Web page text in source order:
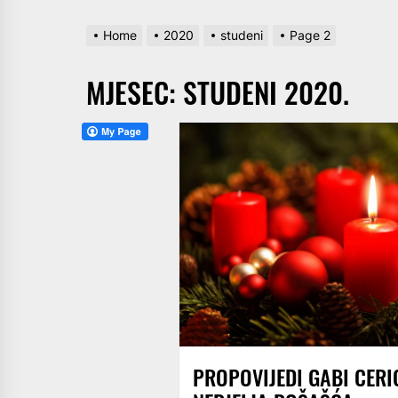
Home 2020 studeni Page 2
MJESEC: STUDENI 2020.
PROPOVIJEDI GABI